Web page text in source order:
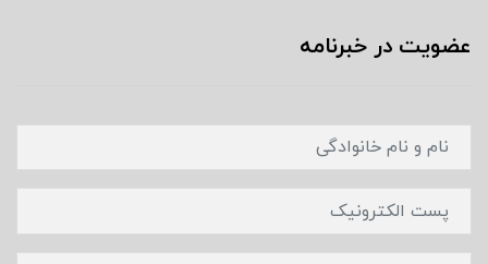
عضویت در خبرنامه